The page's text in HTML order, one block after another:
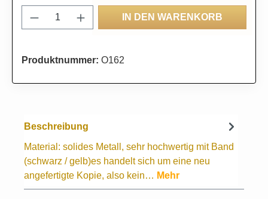
Produkt Anzahl: Gib den gewünschten
IN DEN WARENKORB
Produktnummer: O162
Beschreibung
Material: solides Metall, sehr hochwertig mit Band
(schwarz / gelb)es handelt sich um eine neu
angefertigte Kopie, also kein… Mehr